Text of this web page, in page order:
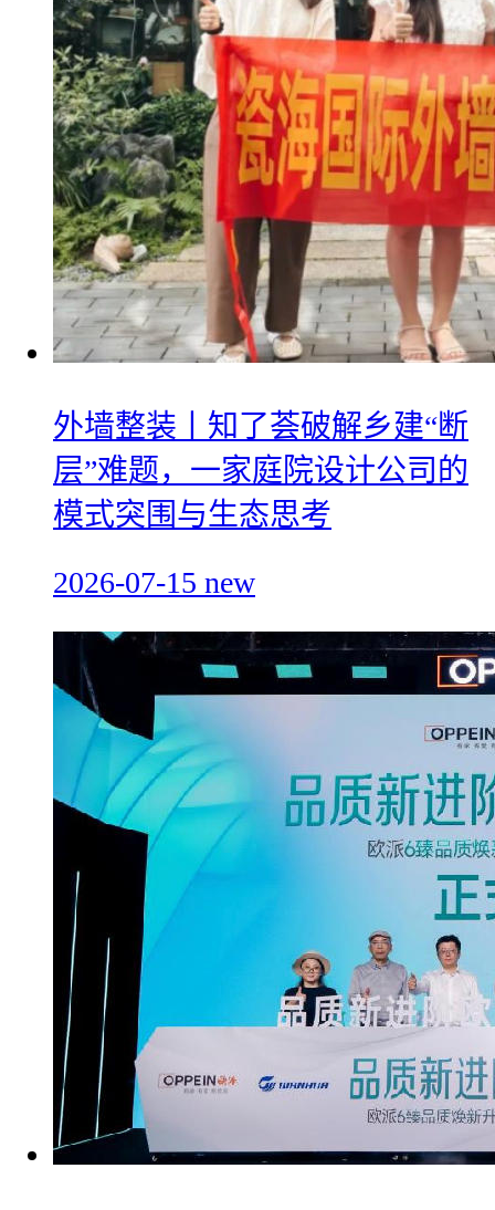
外墙整装丨知了荟破解乡建“断
层”难题，一家庭院设计公司的
模式突围与生态思考
2026-07-15 new